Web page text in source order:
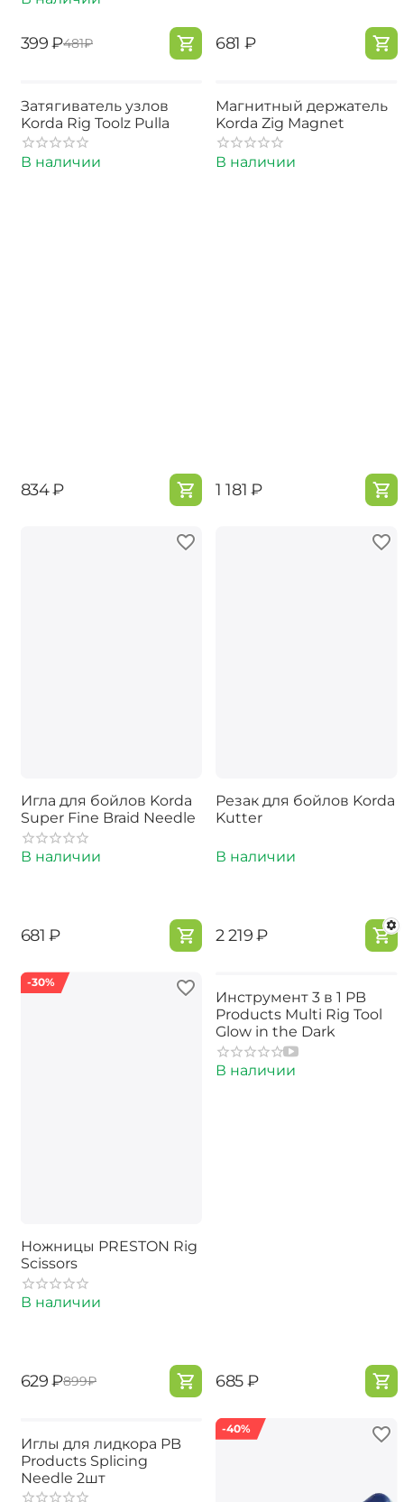
‍399‍ ₽‍481‍₽ ‍681‍ ₽
Затягиватель узлов
Korda Rig Toolz Pulla
В наличии
‍834‍₽
Магнитный держатель
Korda Zig Magnet
В наличии
‍1 181‍ ₽
Игла для бойлов Korda
Super Fine Braid Needle
В наличии
‍681‍ ₽
Резак для бойлов Korda
Kutter
В наличии
‍2 219‍₽
-30%
Ножницы PRESTON Rig
Scissors
В наличии
‍629‍ ₽‍899‍₽
Инструмент 3 в 1 PB
Products Multi Rig Tool
Glow in the Dark
В наличии
‍685‍₽
Иглы для лидкора PB
Products Splicing
Needle 2шт
-40%